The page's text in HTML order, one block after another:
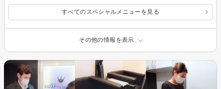
すべてのスペシャルメニューを見る
その他の情報を表示